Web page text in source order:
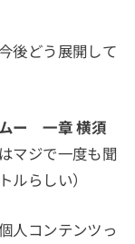
後どう展開して
ムー 一章 横須
マジで一度も聞
ルらしい）
人コンテンツっ